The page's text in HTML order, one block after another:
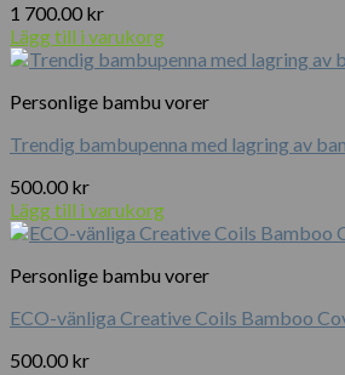
1 700.00 kr
Lägg till i varukorg
Personlige bambu vorer
Trendig bambupenna med lagring av
500.00 kr
Lägg till i varukorg
Personlige bambu vorer
ECO-vänliga Creative Coils Bamboo
500.00 kr